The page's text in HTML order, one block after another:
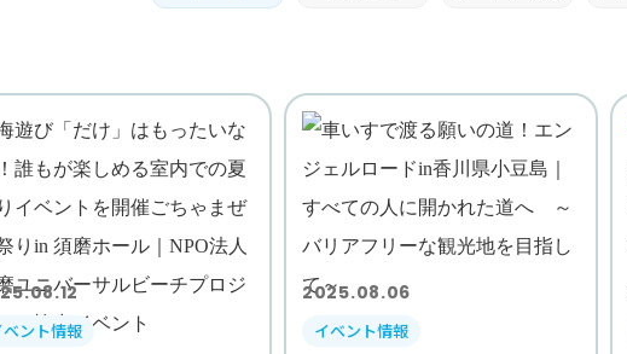
ベント情報
2025.08.06
イベント情報